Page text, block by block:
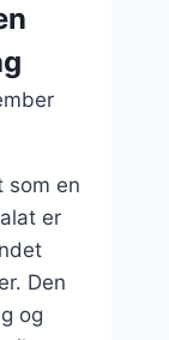
som en
er
Den
og